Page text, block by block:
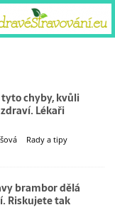
chyby, kvůli
Lékaři
Rady a tipy
brambor dělá
Riskujete tak